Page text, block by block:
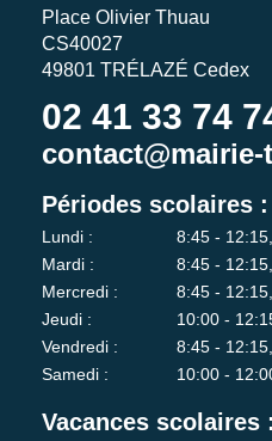
Place Olivier Thuau
CS40027
49801 TRÉLAZÉ Cedex
02 41 33 74
Périodes scolaires :
Lundi :
8:45 -
Mardi :
8:45 -
Mercredi :
8:45 -
Jeudi :
10:00 -
Vendredi :
8:45 -
Samedi :
10:00 -
Vacances scolaires :